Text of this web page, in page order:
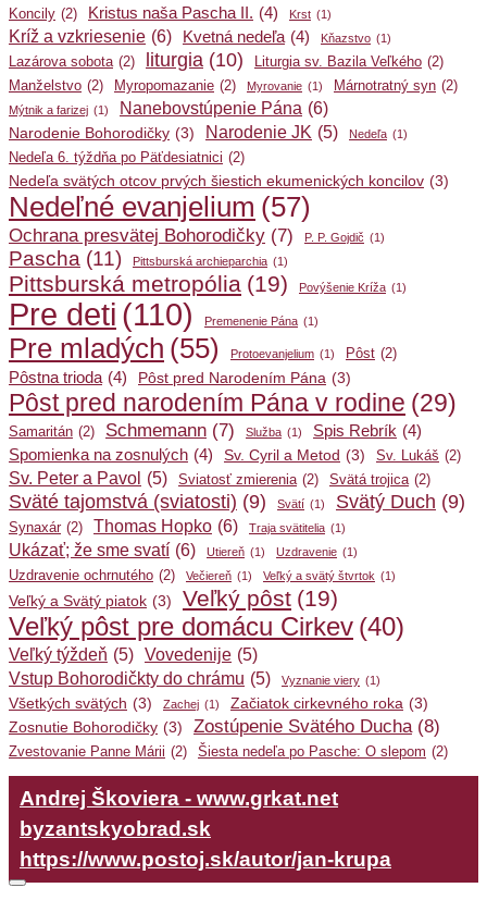
Koncily (2) Kristus naša Pascha II. (4) Krst (1)
Kríž a vzkriesenie (6) Kvetná nedeľa (4) Kňazstvo (1)
Lazárova sobota (2) liturgia (10) Liturgia sv. Bazila Veľkého (2)
Manželstvo (2) Myropomazanie (2) Myrovanie (1) Márnotratný syn (2)
Mýtnik a farizej (1) Nanebovstúpenie Pána (6)
Narodenie Bohorodičky (3) Narodenie JK (5) Nedeľa (1)
Nedeľa 6. týždňa po Päťdesiatnici (2)
Nedeľa svätých otcov prvých šiestich ekumenických koncilov (3)
Nedeľné evanjelium (57)
Ochrana presvätej Bohorodičky (7) P. P. Gojdič (1)
Pascha (11) Pittsburská archieparchia (1)
Pittsburská metropólia (19) Povýšenie Kríža (1)
Pre deti (110) Premenenie Pána (1)
Pre mladých (55) Protoevanjelium (1) Pôst (2)
Pôstna trioda (4) Pôst pred Narodením Pána (3)
Pôst pred narodením Pána v rodine (29)
Samaritán (2) Schmemann (7) Služba (1) Spis Rebrík (4)
Spomienka na zosnulých (4) Sv. Cyril a Metod (3) Sv. Lukáš (2)
Sv. Peter a Pavol (5) Sviatosť zmierenia (2) Svätá trojica (2)
Sväté tajomstvá (sviatosti) (9) Svätí (1) Svätý Duch (9)
Synaxár (2) Thomas Hopko (6) Traja svätitelia (1)
Ukázať; že sme svatí (6) Utiereň (1) Uzdravenie (1)
Uzdravenie ochrnutého (2) Večiereň (1) Veľký a svätý štvrtok (1)
Veľký a Svätý piatok (3) Veľký pôst (19)
Veľký pôst pre domácu Cirkev (40)
Veľký týždeň (5) Vovedenije (5)
Vstup Bohorodičkty do chrámu (5) Vyznanie viery (1)
Všetkých svätých (3) Zachej (1) Začiatok cirkevného roka (3)
Zosnutie Bohorodičky (3) Zostúpenie Svätého Ducha (8)
Zvestovanie Panne Márii (2) Šiesta nedeľa po Pasche: O slepom (2)
Andrej Škoviera - www.grkat.net
byzantskyobrad.sk
https://www.postoj.sk/autor/jan-krupa